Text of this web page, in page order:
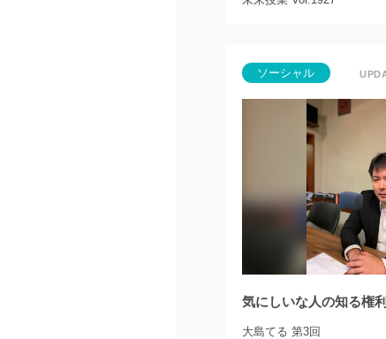
ソーシャル
気にしいな人の知る権利
大島てる 第3回